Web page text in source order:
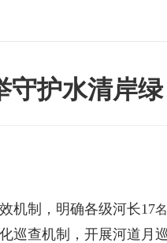
守护水清岸绿
机制，明确各级河长17名
巡查机制，开展河道月